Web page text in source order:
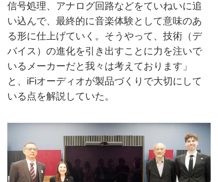
信号処理、アナログ回路などをていねいに追
い込んで、最終的に音楽体験として意味のあ
る形に仕上げていく。そうやって、技術（デ
バイス）の進化を引き出すことに力を注いで
いるメーカーだと我々は考えております」
と、iFiオーディオが製品づくりで大切にして
いる点を解説していた。